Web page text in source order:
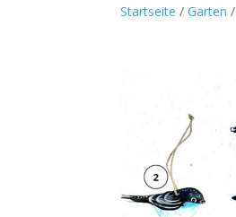
Startseite /Garten